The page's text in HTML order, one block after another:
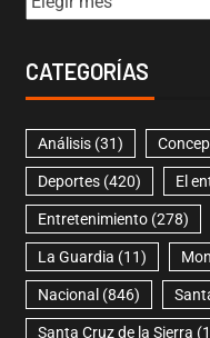
CATEGORÍAS
Análisis(31)
Deportes(420) El
Entretenimiento(278)
La Guardia (11)
Nacional (846)
Santa Cruz de la Sierra